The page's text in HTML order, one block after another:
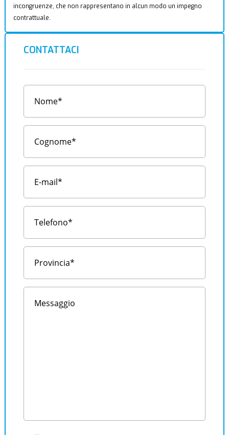
incongruenze, che non rappresentano in alcun modo un impegno
contrattuale.
CONTATTACI